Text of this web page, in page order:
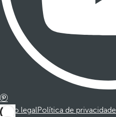
Aviso legalPolítica de privacidade